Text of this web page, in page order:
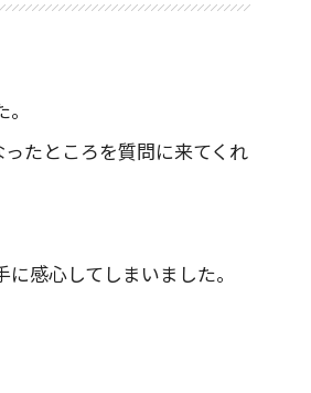
たところを質問に来てくれ
感心してしまいました。